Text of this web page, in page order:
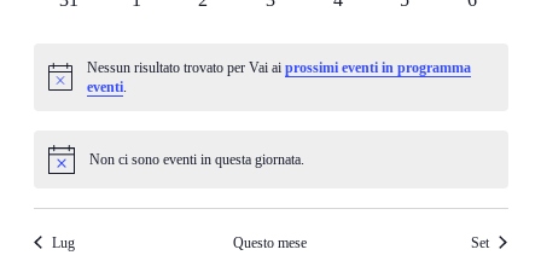
Notice
Nessun risultato trovato per Vai aiprossimi eventi in programma
eventi
Notice Non ci sono eventi in questa giornata.
Lug Questo mese Set